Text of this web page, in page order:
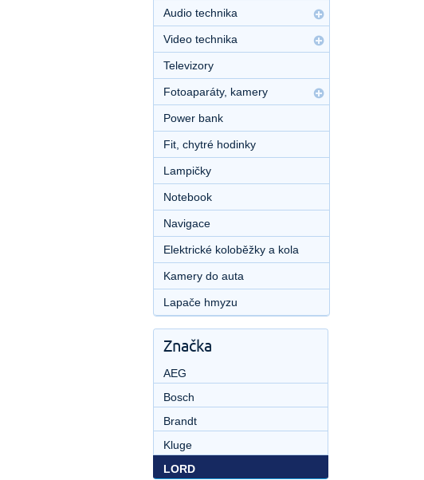
Audio technika
Video technika
Televizory
Fotoaparáty, kamery
Power bank
Fit, chytré hodinky
Lampičky
Notebook
Navigace
Elektrické koloběžky a kola
Kamery do auta
Lapače hmyzu
Značka
AEG
Bosch
Brandt
Kluge
LORD